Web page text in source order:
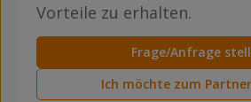
Vorteile zu erhalten.
Frage/Anfrage
Ich möchte zum